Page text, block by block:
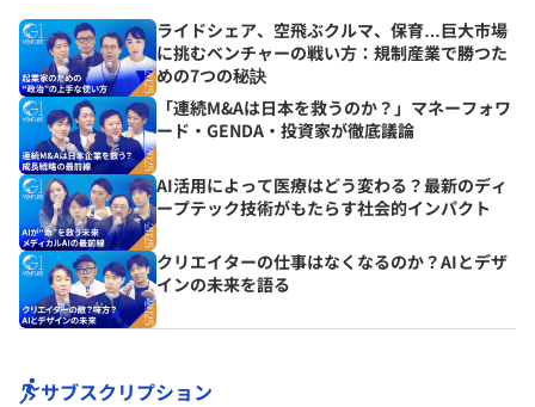
ライドシェア、空飛ぶクルマ、保育…巨大市場
に挑むベンチャーの戦い方：規制産業で勝つた
めの7つの秘訣
「連続M&Aは日本を救うのか？」マネーフォワ
ード・GENDA・投資家が徹底議論
AI活用によって医療はどう変わる？最新のディ
ープテック技術がもたらす社会的インパクト
クリエイターの仕事はなくなるのか？AIとデザ
インの未来を語る
サブスクリプション